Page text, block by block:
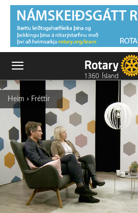
Heim Fréttir